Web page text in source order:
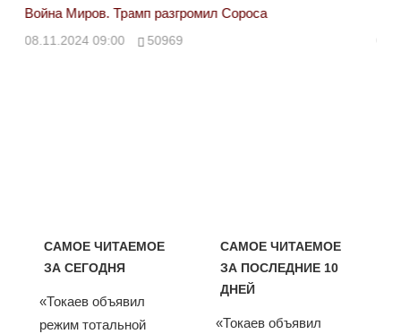
Война Миров. Трамп разгромил Сороса
08.11.2024 09:00 50969
САМОЕ ЧИТАЕМОЕ
ЗА СЕГОДНЯ
«Токаев объявил
режим тотальной
САМОЕ ЧИТАЕМОЕ
ЗА ПОСЛЕДНИЕ 10
ДНЕЙ
«Токаев объявил